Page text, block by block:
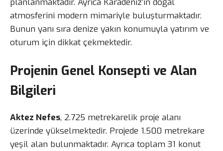
planlanmaktadır. Ayrıca Karadeniz’in doğal
atmosferini modern mimariyle buluşturmaktadır.
Bunun yanı sıra denize yakın konumuyla yatırım ve
oturum için dikkat çekmektedir.
Projenin Genel Konsepti ve Alan
Bilgileri
Aktez Nefes, 2.725 metrekarelik proje alanı
üzerinde yükselmektedir. Projede 1.500 metrekare
yeşil alan bulunmaktadır. Ayrıca toplam 31 konut